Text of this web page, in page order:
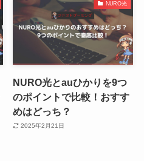
NURO光
NURO光とauひかりを9つ
のポイントで比較！おすす
めはどっち？
2025年2月21日